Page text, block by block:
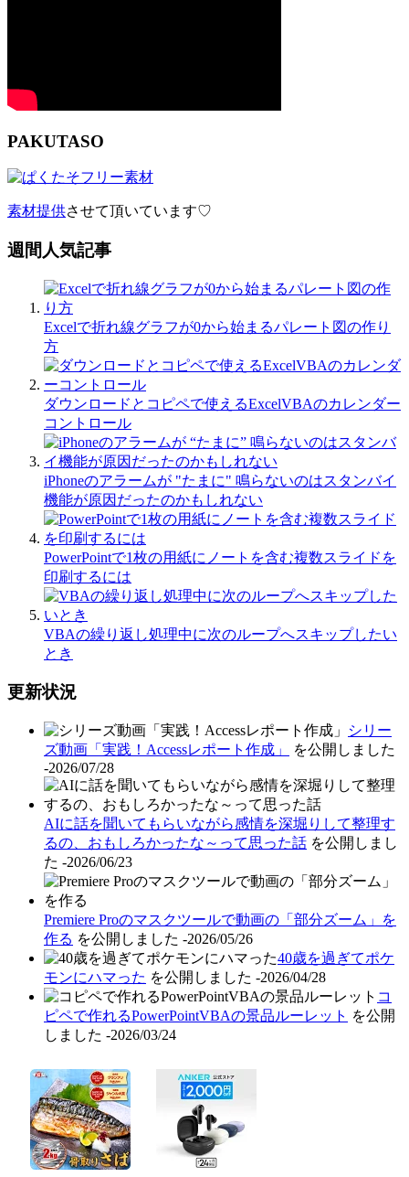
PAKUTASO
素材提供させて頂いています♡
週間人気記事
Excelで折れ線グラフが0から始まるパレート図の作り
方
ダウンロードとコピペで使えるExcelVBAのカレンダー
コントロール
iPhoneのアラームが "たまに" 鳴らないのはスタンバイ
機能が原因だったのかもしれない
PowerPointで1枚の用紙にノートを含む複数スライドを
印刷するには
VBAの繰り返し処理中に次のループへスキップしたい
とき
更新状況
シリー
ズ動画「実践！Accessレポート作成」
を公開しました
-2026/07/28
AIに話を聞いてもらいながら感情を深堀りして整理す
るの、おもしろかったな～って思った話 を公開しまし
た -2026/06/23
Premiere Proのマスクツールで動画の「部分ズーム」を
作る を公開しました -2026/05/26
40歳を過ぎてポケ
モンにハマった を公開しました -2026/04/28
コ
ピペで作れるPowerPointVBAの景品ルーレット を公開
しました -2026/03/24